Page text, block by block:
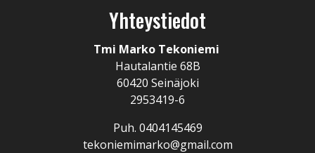
Yhteystiedot
Tmi Marko Tekoniemi
Hautalantie 68B
60420 Seinäjoki
2953419-6
Puh. 0404145469
tekoniemimarko@gmail.com